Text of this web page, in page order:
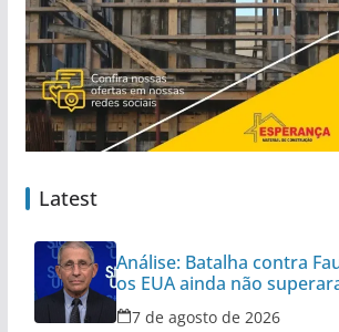
Latest
Análise: Batalha contra
os EUA ainda não
7 de agosto de 2026